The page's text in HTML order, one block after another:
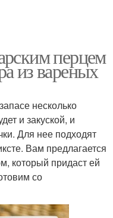
перцем
из вареных
несколько
и закуской, и
Для нее подходят
Вам предлагается
который придаст ей
со